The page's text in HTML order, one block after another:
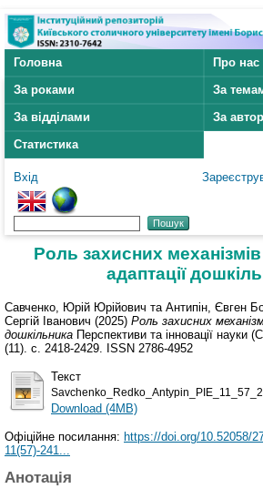
Головна
Про нас
За роками
За
За відділами
За
Статистика
Вхід
Роль захисних механізмів
адаптації
Савченко, Юрій Юрійович та Антипін, Євген
Сергій Іванович (2025) Роль захисних
дошкільника Перспективи та інновації науки
(11). с. 2418-2429. ISSN 2786-4952
Текст
Download (4MB)
Офіційне посилання: https://doi.org/10.52058/
11(57)-241...
Анотація